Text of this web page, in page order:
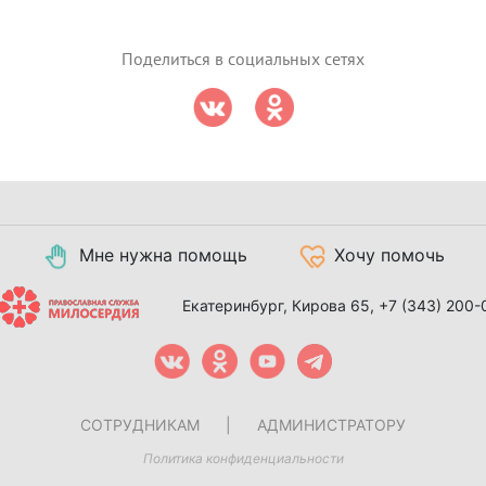
Поделиться в социальных сетях
Мне нужна помощь Хочу помочь
Екатеринбург, Кирова 65, +7 (343) 200-
СОТРУДНИКАМ АДМИНИСТРАТОРУ
Политика конфиденциальности